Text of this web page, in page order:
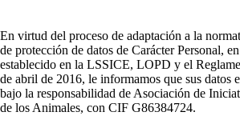
En virtud del proceso de adaptación a la
de protección de datos de Carácter Personal,
establecido en la LSSICE, LOPD y el
de abril de 2016, le informamos que sus datos
bajo la responsabilidad de Asociación de
de los Animales, con CIF G86384724.